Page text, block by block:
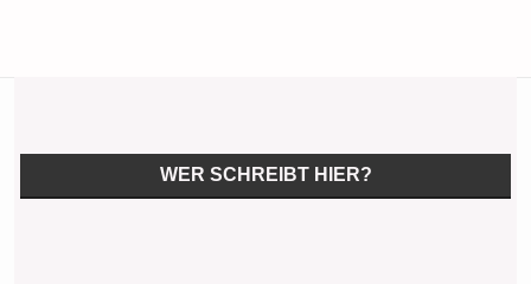
WER SCHREIBT HIER?